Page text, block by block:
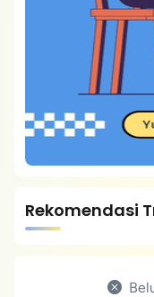
Rekomendasi